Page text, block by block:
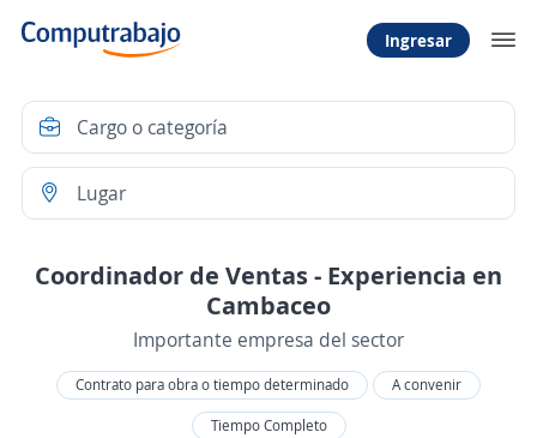
Ingresar
Coordinador de Ventas - Experiencia en
Cambaceo
Importante empresa del sector
Contrato para obra o tiempo determinado
A convenir
Tiempo Completo